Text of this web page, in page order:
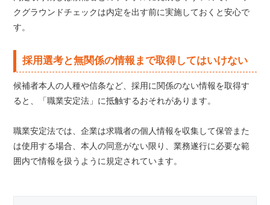
クグラウンドチェックは内定を出す前に実施しておくと安心で
す。
採用選考と無関係の情報まで取得してはいけない
候補者本人の人種や信条など、採用に関係のない情報を取得す
ると、「職業安定法」に抵触するおそれがあります。
職業安定法では、企業は求職者の個人情報を収集して保管また
は使用する場合、本人の同意がない限り、業務遂行に必要な範
囲内で情報を扱うように規定されています。